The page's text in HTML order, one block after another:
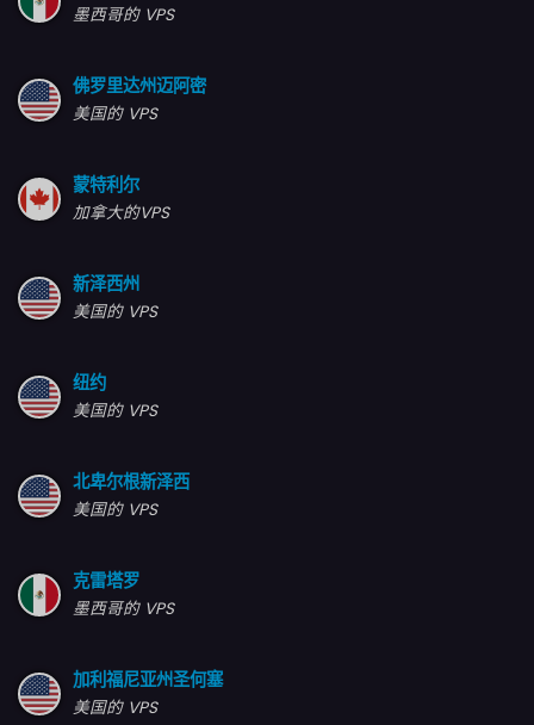
墨西哥的 VPS
佛罗里达州迈阿密
美国的 VPS
蒙特利尔
加拿大的VPS
新泽西州
美国的 VPS
纽约
美国的 VPS
北卑尔根新泽西
美国的 VPS
克雷塔罗
墨西哥的 VPS
加利福尼亚州圣何塞
美国的 VPS